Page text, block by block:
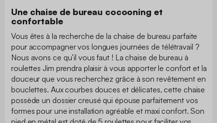
Une chaise de bureau cocooning et
confortable
Vous êtes à la recherche de la chaise de bureau parfaite
pour accompagner vos longues journées de télétravail ?
Nous avons ce qu’il vous faut ! La chaise de bureau à
roulettes Jim prendra plaisir à vous apporter le confort et la
douceur que vous recherchez grâce à son revêtement en
bouclettes. Aux courbes douces et délicates, cette chaise
possède un dossier creusé qui épouse parfaitement vos
formes pour une installation agréable et maxi confort. Son